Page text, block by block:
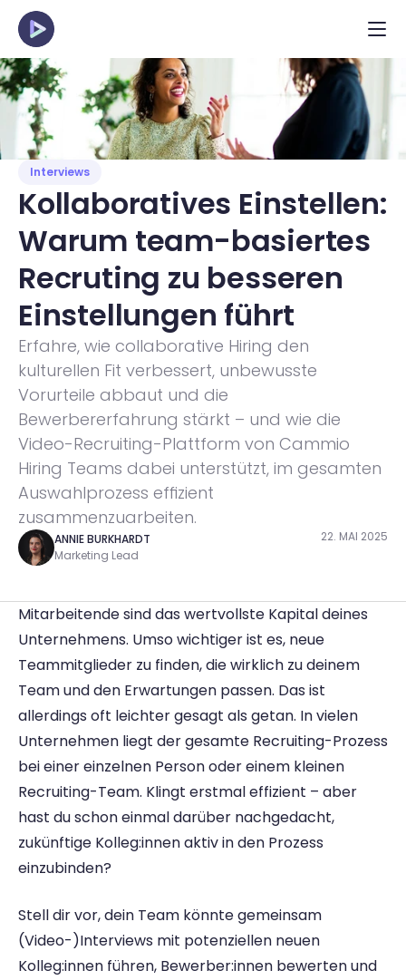
Interviews
Kollaboratives Einstellen:
Warum team-basiertes
Recruting zu besseren
Einstellungen führt
Erfahre, wie collaborative Hiring den
kulturellen Fit verbessert, unbewusste
Vorurteile abbaut und die
Bewerbererfahrung stärkt – und wie die
Video-Recruiting-Plattform von Cammio
Hiring Teams dabei unterstützt, im gesamten
Auswahlprozess effizient
zusammenzuarbeiten.
ANNIE BURKHARDT
Marketing Lead
22. MAI 2025
Mitarbeitende sind das wertvollste Kapital deines
Unternehmens. Umso wichtiger ist es, neue
Teammitglieder zu finden, die wirklich zu deinem
Team und den Erwartungen passen. Das ist
allerdings oft leichter gesagt als getan. In vielen
Unternehmen liegt der gesamte Recruiting-Prozess
bei einer einzelnen Person oder einem kleinen
Recruiting-Team. Klingt erstmal effizient – aber
hast du schon einmal darüber nachgedacht,
zukünftige Kolleg:innen aktiv in den Prozess
einzubinden?
Stell dir vor, dein Team könnte gemeinsam
(Video-)Interviews mit potenziellen neuen
Kolleg:innen führen, Bewerber:innen bewerten und